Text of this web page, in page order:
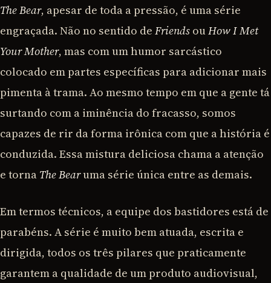
The Bear, apesar de toda a pressão, é uma série
engraçada. Não no sentido de Friends ouHow I Met
Your Mother, mas com um humor sarcástico
colocado em partes específicas para adicionar mais
pimenta à trama. Ao mesmo tempo em que a gente tá
surtando com a iminência do fracasso, somos
capazes de rir da forma irônica com que a história é
conduzida. Essa mistura deliciosa chama a atenção
e torna The Bearuma série única entre as demais.
Em termos técnicos, a equipe dos bastidores está de
parabéns. A série é muito bem atuada, escrita e
dirigida, todos os três pilares que praticamente
garantem a qualidade de um produto audiovisual,